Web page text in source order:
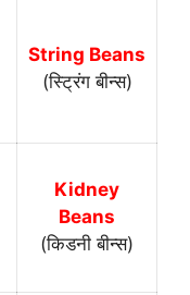
String Beans
(स्ट्रिंग बीन्स)
Kidney
Beans
(किडनी बीन्स)